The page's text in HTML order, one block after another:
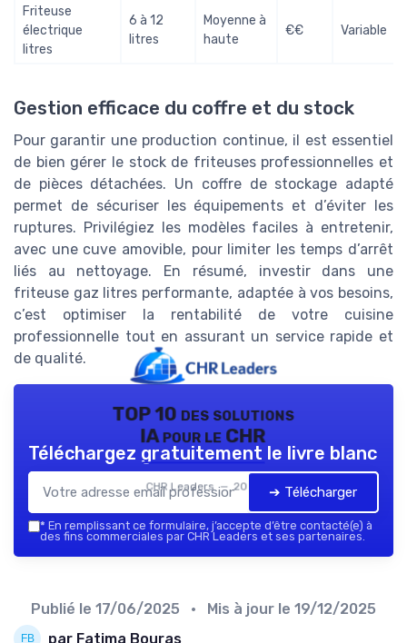
Friteuse
électrique
litres
6 à 12
litres
Moyenne à
haute
€€ Variable
Gestion efficace du coffre et du stock
Pour garantir une production continue, il est essentiel
de bien gérer le stock de friteuses professionnelles et
de pièces détachées. Un coffre de stockage adapté
permet de sécuriser les équipements et d’éviter les
ruptures. Privilégiez les modèles faciles à entretenir,
avec une cuve amovible, pour limiter les temps d’arrêt
liés au nettoyage. En résumé, investir dans une
friteuse gaz litres performante, adaptée à vos besoins,
c’est optimiser la rentabilité de votre cuisine
professionnelle tout en assurant un service rapide et
de qualité.
TOP 10 des solutions
IA pour le CHR
CHR Leaders — 2026
Téléchargez gratuitement le livre blanc
➔ Télécharger
* En remplissant ce formulaire, j’accepte d’être contacté(e) à
des fins commerciales par CHR Leaders et ses partenaires.
Publié le 17/06/2025 • Mis à jour le 19/12/2025
par Fatima Bouras